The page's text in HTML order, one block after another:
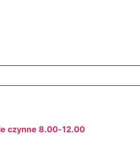
czynne 8.00-12.00